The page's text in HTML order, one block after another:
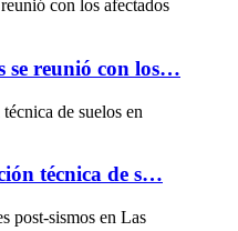
se reunió con los…
técnica de s…